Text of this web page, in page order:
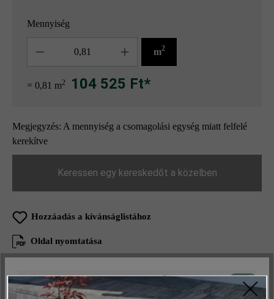
Mennyiség
m2
= 0,81 m2 104 525 Ft*
Megjegyzés: A mennyiség a csomagolási egység miatt felfelé
kerekítve
Keressen egy kereskedőt a közelben
Hozzáadás a kívánságlistához
Oldal nyomtatása
Cikkszám:21458
Műszakilag és működéshez szükséges Aktív